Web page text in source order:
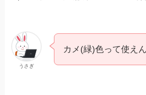
うさぎ
カメ(緑)色って使え